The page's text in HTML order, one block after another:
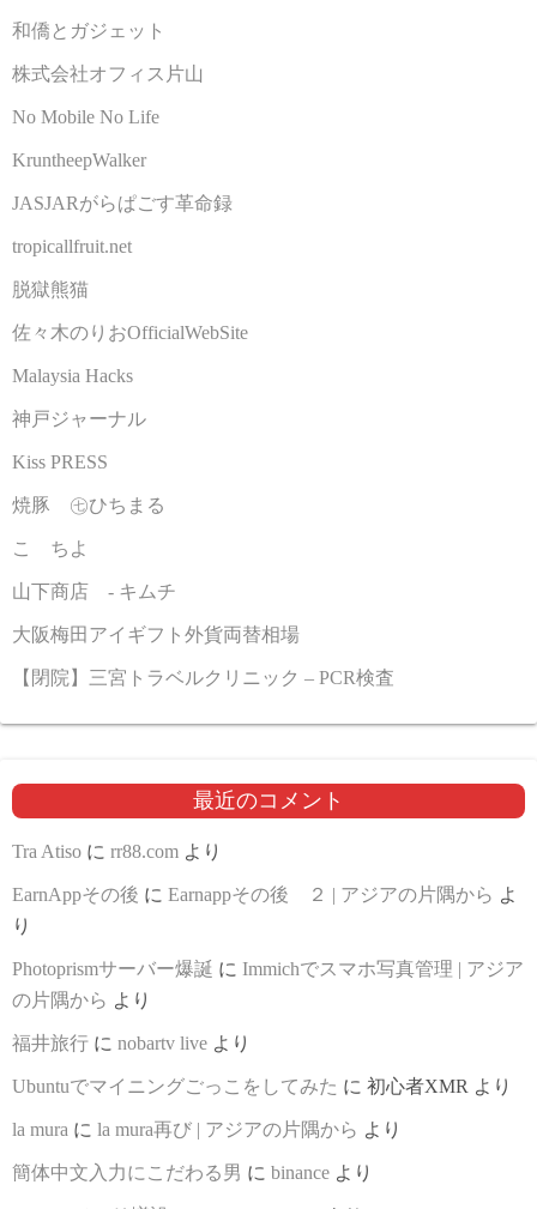
和僑とガジェット
株式会社オフィス片山
No Mobile No Life
KruntheepWalker
JASJARがらぱごす革命録
tropicallfruit.net
脱獄熊猫
佐々木のりおOfficialWebSite
Malaysia Hacks
神戸ジャーナル
Kiss PRESS
焼豚 ㊆ひちまる
こゝちよ
山下商店 - キムチ
大阪梅田アイギフト外貨両替相場
【閉院】三宮トラベルクリニック – PCR検査
最近のコメント
Tra Atiso に rr88.com より
EarnAppその後 に Earnappその後 ２ | アジアの片隅から よ
り
Photoprismサーバー爆誕 に Immichでスマホ写真管理 | アジア
の片隅から より
福井旅行 に nobartv live より
Ubuntuでマイニングごっこをしてみた に 初心者XMR より
la mura に la mura再び | アジアの片隅から より
簡体中文入力にこだわる男 に binance より